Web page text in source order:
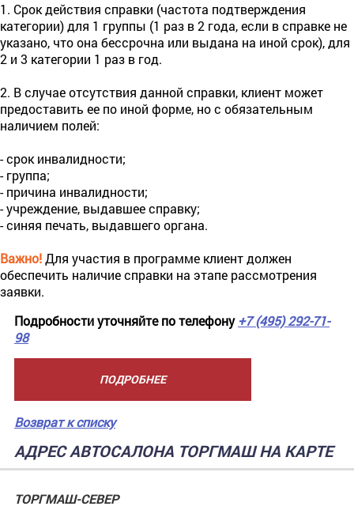
1. Срок действия справки (частота подтверждения
категории) для 1 группы (1 раз в 2 года, если в справке не
указано, что она бессрочна или выдана на иной срок), для
2 и 3 категории 1 раз в год.
2. В случае отсутствия данной справки, клиент может
предоставить ее по иной форме, но с обязательным
наличием полей:
- срок инвалидности;
- группа;
- причина инвалидности;
- учреждение, выдавшее справку;
- синяя печать, выдавшего органа.
Важно!Для участия в программе клиент должен
обеспечить наличие справки на этапе рассмотрения
заявки.
Подробности уточняйте по телефону +7 (495) 292-71-
98
ПОДРОБНЕЕ
Возврат к списку
АДРЕС АВТОСАЛОНА ТОРГМАШ НА КАРТЕ
ТОРГМАШ-СЕВЕР